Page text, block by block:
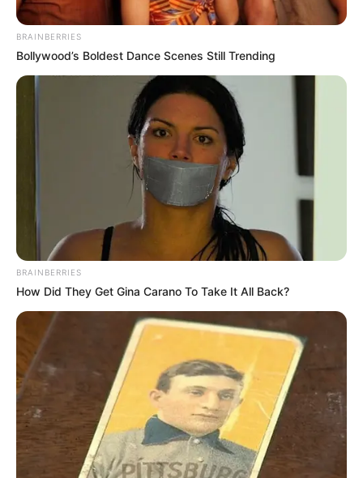
Posted
in
Friss hírek
Feldolgozhatatlan tragédia!
Búcsúzik a család, búcsúzik az
ország! Hatalmas név távozott
közülünk fájóan fiatalon! Ugye
tudjátok, ki volt Ő:
May 7, 2026
BRAINBERRIES
Bollywood’s Boldest Dance Scenes Still Trending
BRAINBERRIES
How Did They Get Gina Carano To Take It All Back?